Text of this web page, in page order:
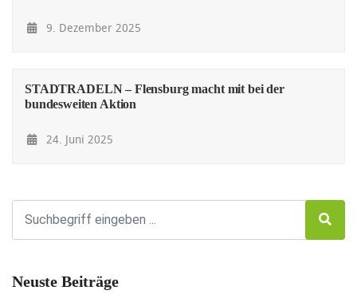
9. Dezember 2025
STADTRADELN – Flensburg macht mit bei der
bundesweiten Aktion
24. Juni 2025
Neuste Beiträge